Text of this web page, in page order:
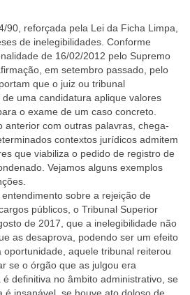
90, reforçada pela Lei da Ficha Limpa,
de inelegibilidades. Conforme
de 16/02/2012 pelo Supremo
em setembro passado, pelo
que o juiz ou tribunal
uma candidatura aplique valores
o exame de um caso concreto.
anterior com outras palavras, chega-
contextos jurídicos admitem
que viabiliza o pedido de registro de
Vejamos alguns exemplos
sobre a rejeição de
públicos, o Tribunal Superior
de 2017, que a inelegibilidade não
as desaprova, podendo ser um efeito
aquele tribunal reiterou
se o órgão que as julgou era
definitiva no âmbito administrativo, se